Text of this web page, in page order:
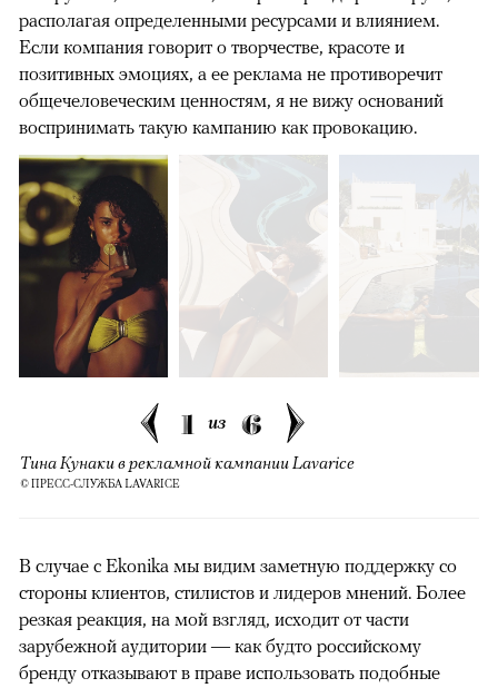
располагая определенными ресурсами и влиянием.
Если компания говорит о творчестве, красоте и
позитивных эмоциях, а ее реклама не противоречит
общечеловеческим ценностям, я не вижу оснований
воспринимать такую кампанию как провокацию.
1 из 6
Тина Кунаки в рекламной кампании Lavarice
© ПРЕСС-СЛУЖБА LAVARICE
В случае с Ekonika мы видим заметную поддержку со
стороны клиентов, стилистов и лидеров мнений. Более
резкая реакция, на мой взгляд, исходит от части
зарубежной аудитории — как будто российскому
бренду отказывают в праве использовать подобные